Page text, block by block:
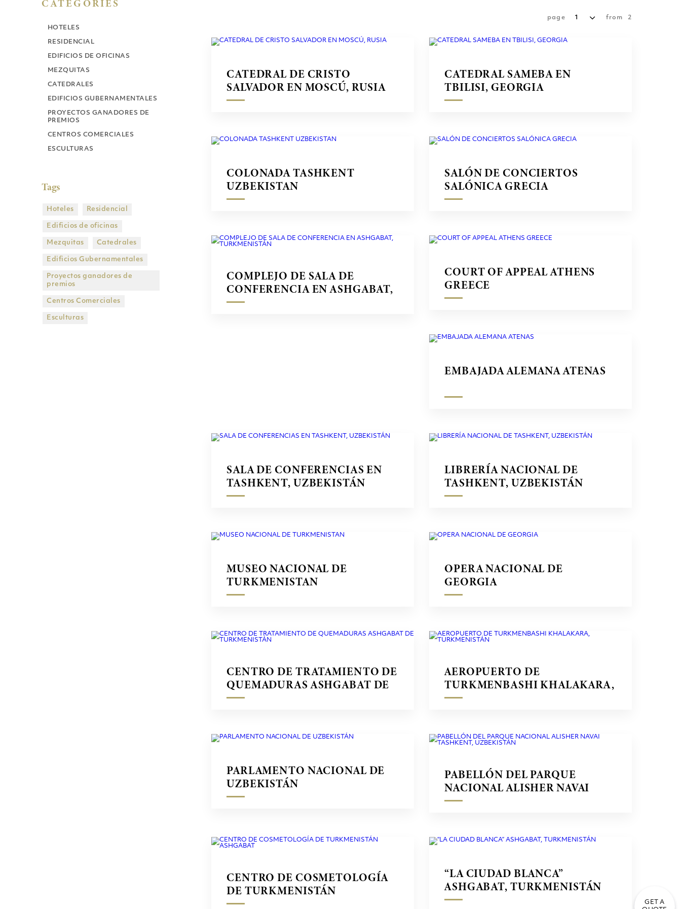
GET A
CATEGORIES
HOTELES
RESIDENCIAL
EDIFICIOS DE OFICINAS
MEZQUITAS
CATEDRALES
EDIFICIOS GUBERNAMENTALES
PROYECTOS GANADORES DE
PREMIOS
CENTROS COMERCIALES
ESCULTURAS
Tags
Hoteles Residencial
Edificios de oficinas
Mezquitas Catedrales
Edificios Gubernamentales
Proyectos ganadores de
premios
Centros Comerciales
Esculturas
page 1 from 2
CATEDRAL DE CRISTO
SALVADOR EN MOSCÚ, RUSIA
CATEDRAL SAMEBA EN
TBILISI, GEORGIA
COLONADA TASHKENT
UZBEKISTAN
SALÓN DE CONCIERTOS
SALÓNICA GRECIA
COMPLEJO DE SALA DE
CONFERENCIA EN ASHGABAT,
TURKMENISTÁN
COURT OF APPEAL ATHENS
GREECE
EMBAJADA ALEMANA ATENAS
SALA DE CONFERENCIAS EN
TASHKENT, UZBEKISTÁN
LIBRERÍA NACIONAL DE
TASHKENT, UZBEKISTÁN
MUSEO NACIONAL DE
TURKMENISTAN
OPERA NACIONAL DE
GEORGIA
CENTRO DE TRATAMIENTO DE
QUEMADURAS ASHGABAT DE
TURKMENISTÁN
AEROPUERTO DE
TURKMENBASHI KHALAKARA,
TURKMENISTÁN
PARLAMENTO NACIONAL DE
UZBEKISTÁN
PABELLÓN DEL PARQUE
NACIONAL ALISHER NAVAI
TASHKENT, UZBEKISTÁN
CENTRO DE COSMETOLOGÍA
DE TURKMENISTÁN
ASHGABAT
“LA CIUDAD BLANCA”
ASHGABAT, TURKMENISTÁN